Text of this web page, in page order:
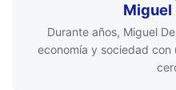
Miguel
Durante años, Miguel
economía y sociedad con